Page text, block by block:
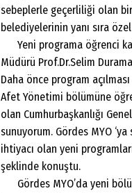
sebeplerle geçerliliği olan bir
belediyelerinin yanı sıra
Yeni programa öğrenci
Müdürü Prof.Dr.Selim
Daha önce program
Afet Yönetimi bölümüne
olan Cumhurbaşkanlığı
sunuyorum. Gördes MYO
ihtiyacı olan yeni
şeklinde konuştu.
Gördes MYO’da yeni